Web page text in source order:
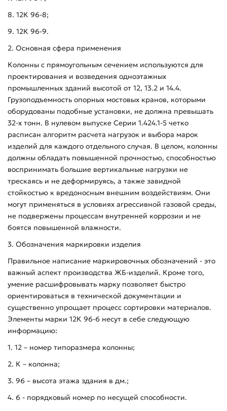
8. 12К 96-8;
9. 12К 96-9.
2. Основная сфера применения
Колонны с прямоугольным сечением используются для
проектирования и возведения одноэтажных
промышленных зданий высотой от 12, 13.2 и 14.4.
Грузоподъемность опорных мостовых кранов, которыми
оборудованы подобные установки, не должна превышать
32-х тонн. В нулевом выпуске Серии 1.424.1-5 четко
расписан алгоритм расчета нагрузок и выбора марок
изделий для каждого отдельного случая. В целом, колонны
должны обладать повышенной прочностью, способностью
воспринимать большие вертикальные нагрузки не
трескаясь и не деформируясь, а также завидной
стойкостью к вредоносным внешним воздействиям. Они
могут применяться в условиях агрессивной газовой среды,
не подвержены процессам внутренней коррозии и не
боятся повышенной влажности.
3. Обозначения маркировки изделия
Правильное написание маркировочных обозначений - это
важный аспект производства ЖБ-изделий. Кроме того,
умение расшифровывать марку позволяет быстро
ориентироваться в технической документации и
существенно упрощает процесс сортировки материалов.
Элементы марки 12К 96-6 несут в себе следующую
информацию:
1. 12 – номер типоразмера колонны;
2. К – колонна;
3. 96 – высота этажа здания в дм.;
4. 6 - порядковый номер по несущей способности.